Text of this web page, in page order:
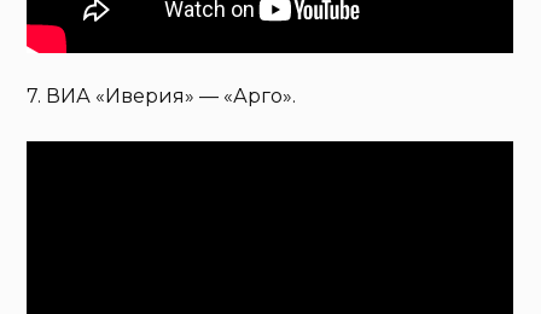
7. ВИА «Иверия» — «Арго».